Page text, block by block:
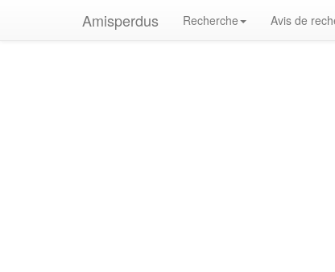
Amisperdus Recherche Avis de